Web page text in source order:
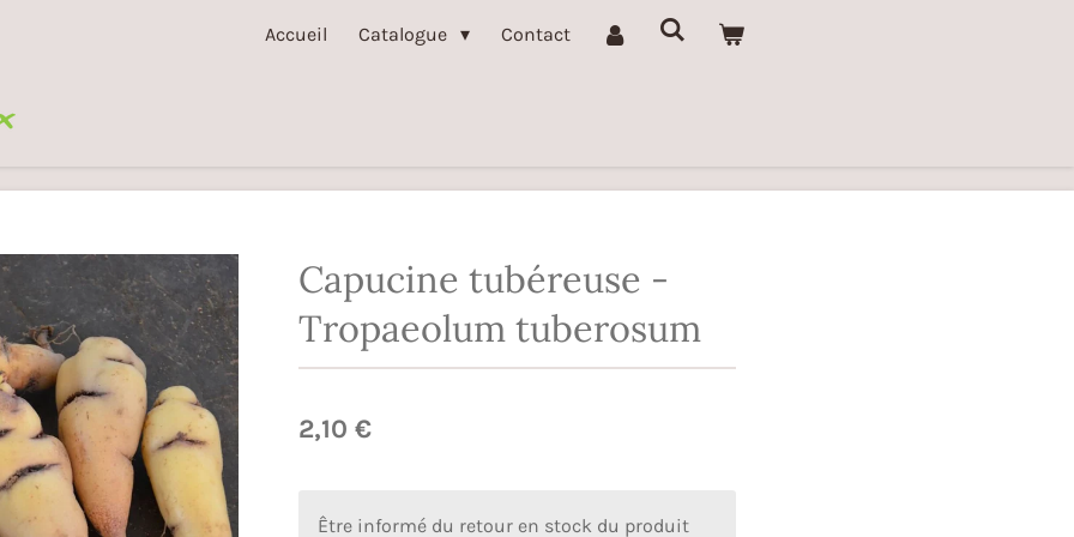
Accueil Catalogue Contact
Capucine tubéreuse -
Tropaeolum tuberosum
2,10 €
Être informé du retour en stock du produit